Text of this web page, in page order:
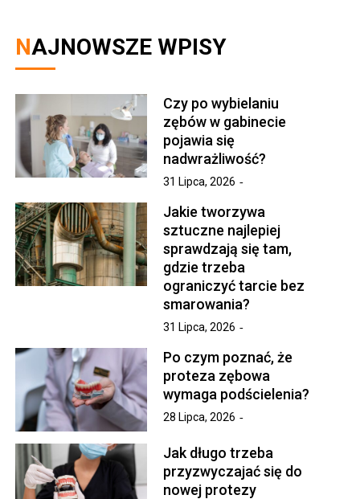
NAJNOWSZE WPISY
Czy po wybielaniu
zębów w gabinecie
pojawia się
nadwrażliwość?
31 Lipca, 2026
Jakie tworzywa
sztuczne najlepiej
sprawdzają się tam,
gdzie trzeba
ograniczyć tarcie bez
smarowania?
31 Lipca, 2026
Po czym poznać, że
proteza zębowa
wymaga podścielenia?
28 Lipca, 2026
Jak długo trzeba
przyzwyczajać się do
nowej protezy